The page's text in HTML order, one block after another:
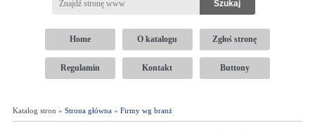
Home O katalogu Zgłoś stronę
Regulamin Kontakt Buttony
Katalog stron » Strona główna» Firmy wg branż